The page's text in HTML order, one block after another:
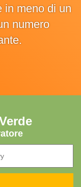
in meno di un
numero